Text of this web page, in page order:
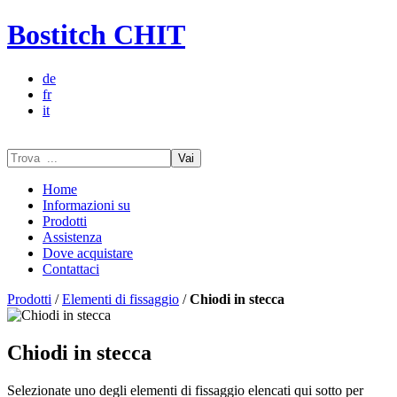
Bostitch CHIT
de
fr
it
Vai
Home
Informazioni su
Prodotti
Assistenza
Dove acquistare
Contattaci
Prodotti /Elementi di fissaggio /Chiodi in stecca
Chiodi in stecca
Selezionate uno degli elementi di fissaggio elencati qui sotto per